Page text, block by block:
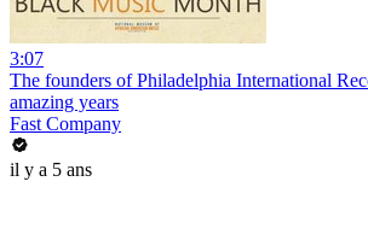
3:07
The founders of Philadelphia International
amazing years
Fast Company
il y a 5 ans